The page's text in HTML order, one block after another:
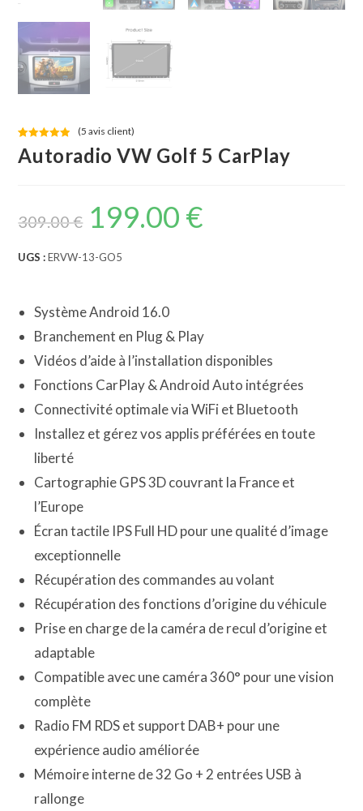
Noté
sur 5
5
(5 avis client)
Autoradio VW Golf 5 CarPlay
309.00€
Le
prix
initial
309.00 €.
199.00 €Le
actuel
UGS :ERVW-13-GO5
Système Android 16.0
Branchement en Plug & Play
Vidéos d’aide à l’installation disponibles
Fonctions CarPlay & Android Auto intégrées
Connectivité optimale via WiFi et Bluetooth
Installez et gérez vos applis préférées en toute
liberté
Cartographie GPS 3D couvrant la France et
l’Europe
Écran tactile IPS Full HD pour une qualité d’image
exceptionnelle
Récupération des commandes au volant
Récupération des fonctions d’origine du véhicule
Prise en charge de la caméra de recul d’origine et
adaptable
Compatible avec une caméra 360° pour une vision
complète
Radio FM RDS et support DAB+ pour une
expérience audio améliorée
Mémoire interne de 32 Go + 2 entrées USB à
rallonge